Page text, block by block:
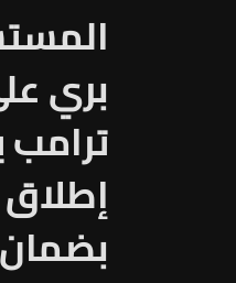
بري
بضمان